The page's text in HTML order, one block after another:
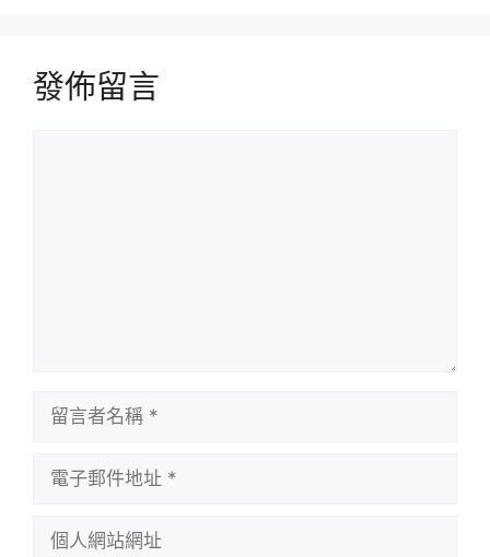
發佈留言